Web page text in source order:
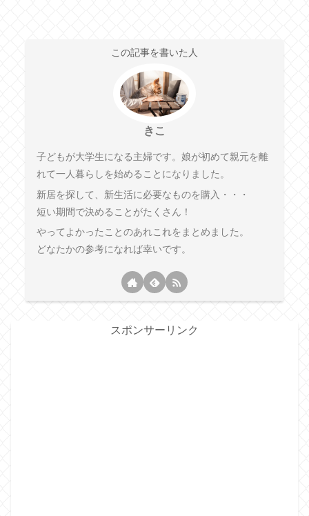
この記事を書いた人
きこ
子どもが大学生になる主婦です。娘が初めて親元を離
れて一人暮らしを始めることになりました。
新居を探して、新生活に必要なものを購入・・・
短い期間で決めることがたくさん！
やってよかったことのあれこれをまとめました。
どなたかの参考になれば幸いです。
スポンサーリンク